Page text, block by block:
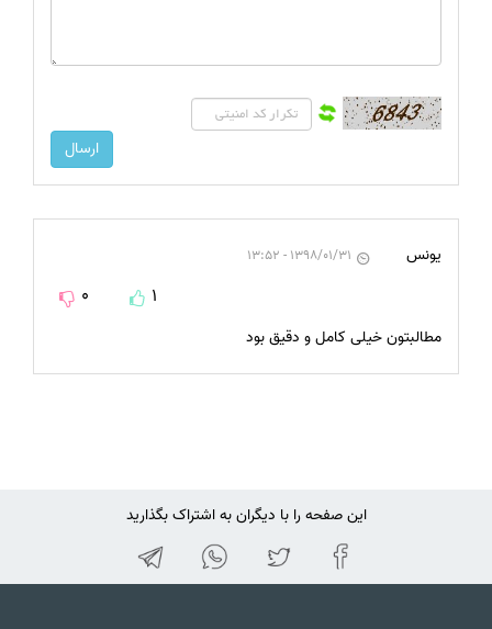
یونس
0 1
مطالبتون خیلی کامل و دقیق بود
این صفحه را با دیگران به اشتراک بگذارید